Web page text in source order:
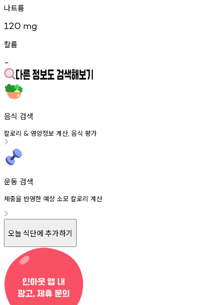
나트륨
120 mg
칼륨
-
음식 검색
칼로리 & 영양정보 계산, 음식 평가
운동 검색
체중을 반영한 예상 소모 칼로리 계산
오늘 식단에 추가하기